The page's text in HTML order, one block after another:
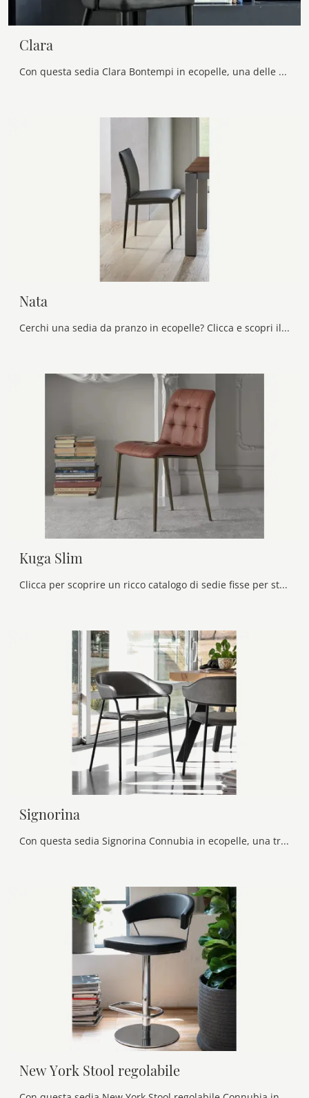
Clara
Con questa sedia Clara Bontempi in ecopelle, una delle nostre sedute fisse design, potrai completare i tuoi locali.
Nata
Cerchi una sedia da pranzo in ecopelle? Clicca e scopri il modello Nata di Bontempi per completare i tuoi locali perfettamente.
Kuga Slim
Clicca per scoprire un ricco catalogo di sedie fisse per stanze moderne: il modello Kuga Slim di Bontempi ti attende!
Signorina
Con questa sedia Signorina Connubia in ecopelle, una tra le nostre sedute fisse moderne, potrai arricchire i tuoi interni.
New York Stool regolabile